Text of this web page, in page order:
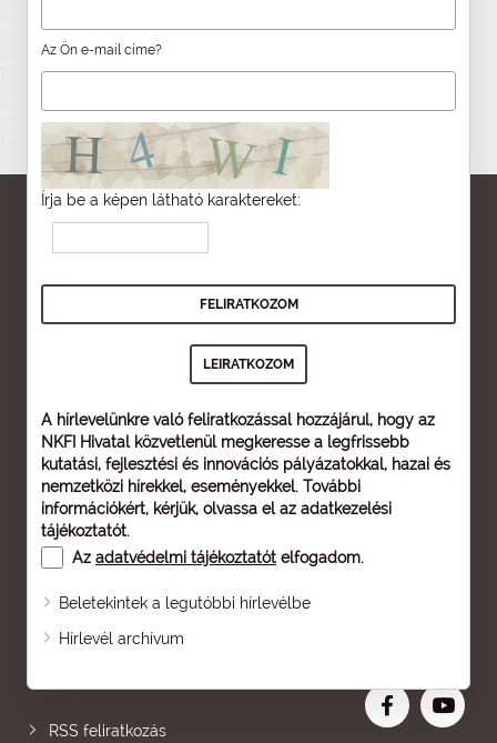
Az Ön e-mail címe?
Írja be a képen látható karaktereket:
A hírlevelünkre való feliratkozással hozzájárul, hogy az
NKFI Hivatal közvetlenül megkeresse a legfrissebb
kutatási, fejlesztési és innovációs pályázatokkal, hazai és
nemzetközi hírekkel, eseményekkel. További
információkért, kérjük, olvassa el az adatkezelési
tájékoztatót.
Az adatvédelmi tájékoztatót elfogadom.
Beletekintek a legutóbbi hírlevélbe
Hírlevél archívum
Oldaltérkép
RSS feliratkozás